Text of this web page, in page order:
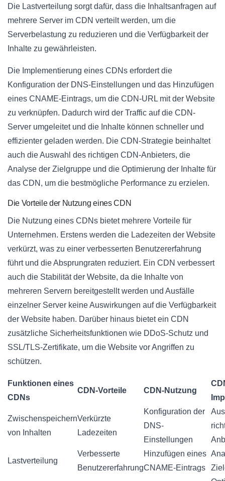
Die Lastverteilung sorgt dafür, dass die Inhaltsanfragen auf
mehrere Server im CDN verteilt werden, um die
Serverbelastung zu reduzieren und die Verfügbarkeit der
Inhalte zu gewährleisten.
Die Implementierung eines CDNs erfordert die
Konfiguration der DNS-Einstellungen und das Hinzufügen
eines CNAME-Eintrags, um die CDN-URL mit der Website
zu verknüpfen. Dadurch wird der Traffic auf die CDN-
Server umgeleitet und die Inhalte können schneller und
effizienter geladen werden. Die CDN-Strategie beinhaltet
auch die Auswahl des richtigen CDN-Anbieters, die
Analyse der Zielgruppe und die Optimierung der Inhalte für
das CDN, um die bestmögliche Performance zu erzielen.
Die Vorteile der Nutzung eines CDN
Die Nutzung eines CDNs bietet mehrere Vorteile für
Unternehmen. Erstens werden die Ladezeiten der Website
verkürzt, was zu einer verbesserten Benutzererfahrung
führt und die Absprungraten reduziert. Ein CDN verbessert
auch die Stabilität der Website, da die Inhalte von
mehreren Servern bereitgestellt werden und Ausfälle
einzelner Server keine Auswirkungen auf die Verfügbarkeit
der Website haben. Darüber hinaus bietet ein CDN
zusätzliche Sicherheitsfunktionen wie DDoS-Schutz und
SSL/TLS-Zertifikate, um die Website vor Angriffen zu
schützen.
Funktionen eines
CDNs
CDN-Vorteile CDN-Nutzung
Zwischenspeichern
von Inhalten
Verkürzte
Ladezeiten
Konfiguration der
DNS-
Einstellungen
Lastverteilung
Verbesserte
Benutzererfahrung
Hinzufügen eines
CNAME-Eintrags